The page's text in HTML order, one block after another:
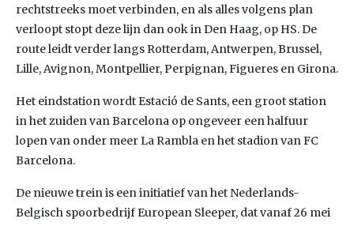
rechtstreeks moet verbinden, en als alles volgens plan
verloopt stopt deze lijn dan ook in Den Haag, op HS. De
route leidt verder langs Rotterdam, Antwerpen, Brussel,
Lille, Avignon, Montpellier, Perpignan, Figueres en Girona.
Het eindstation wordt Estació de Sants, een groot station
in het zuiden van Barcelona op ongeveer een halfuur
lopen van onder meer La Rambla en het stadion van FC
Barcelona.
De nieuwe trein is een initiatief van het Nederlands-
Belgisch spoorbedrijf European Sleeper, dat vanaf 26 mei